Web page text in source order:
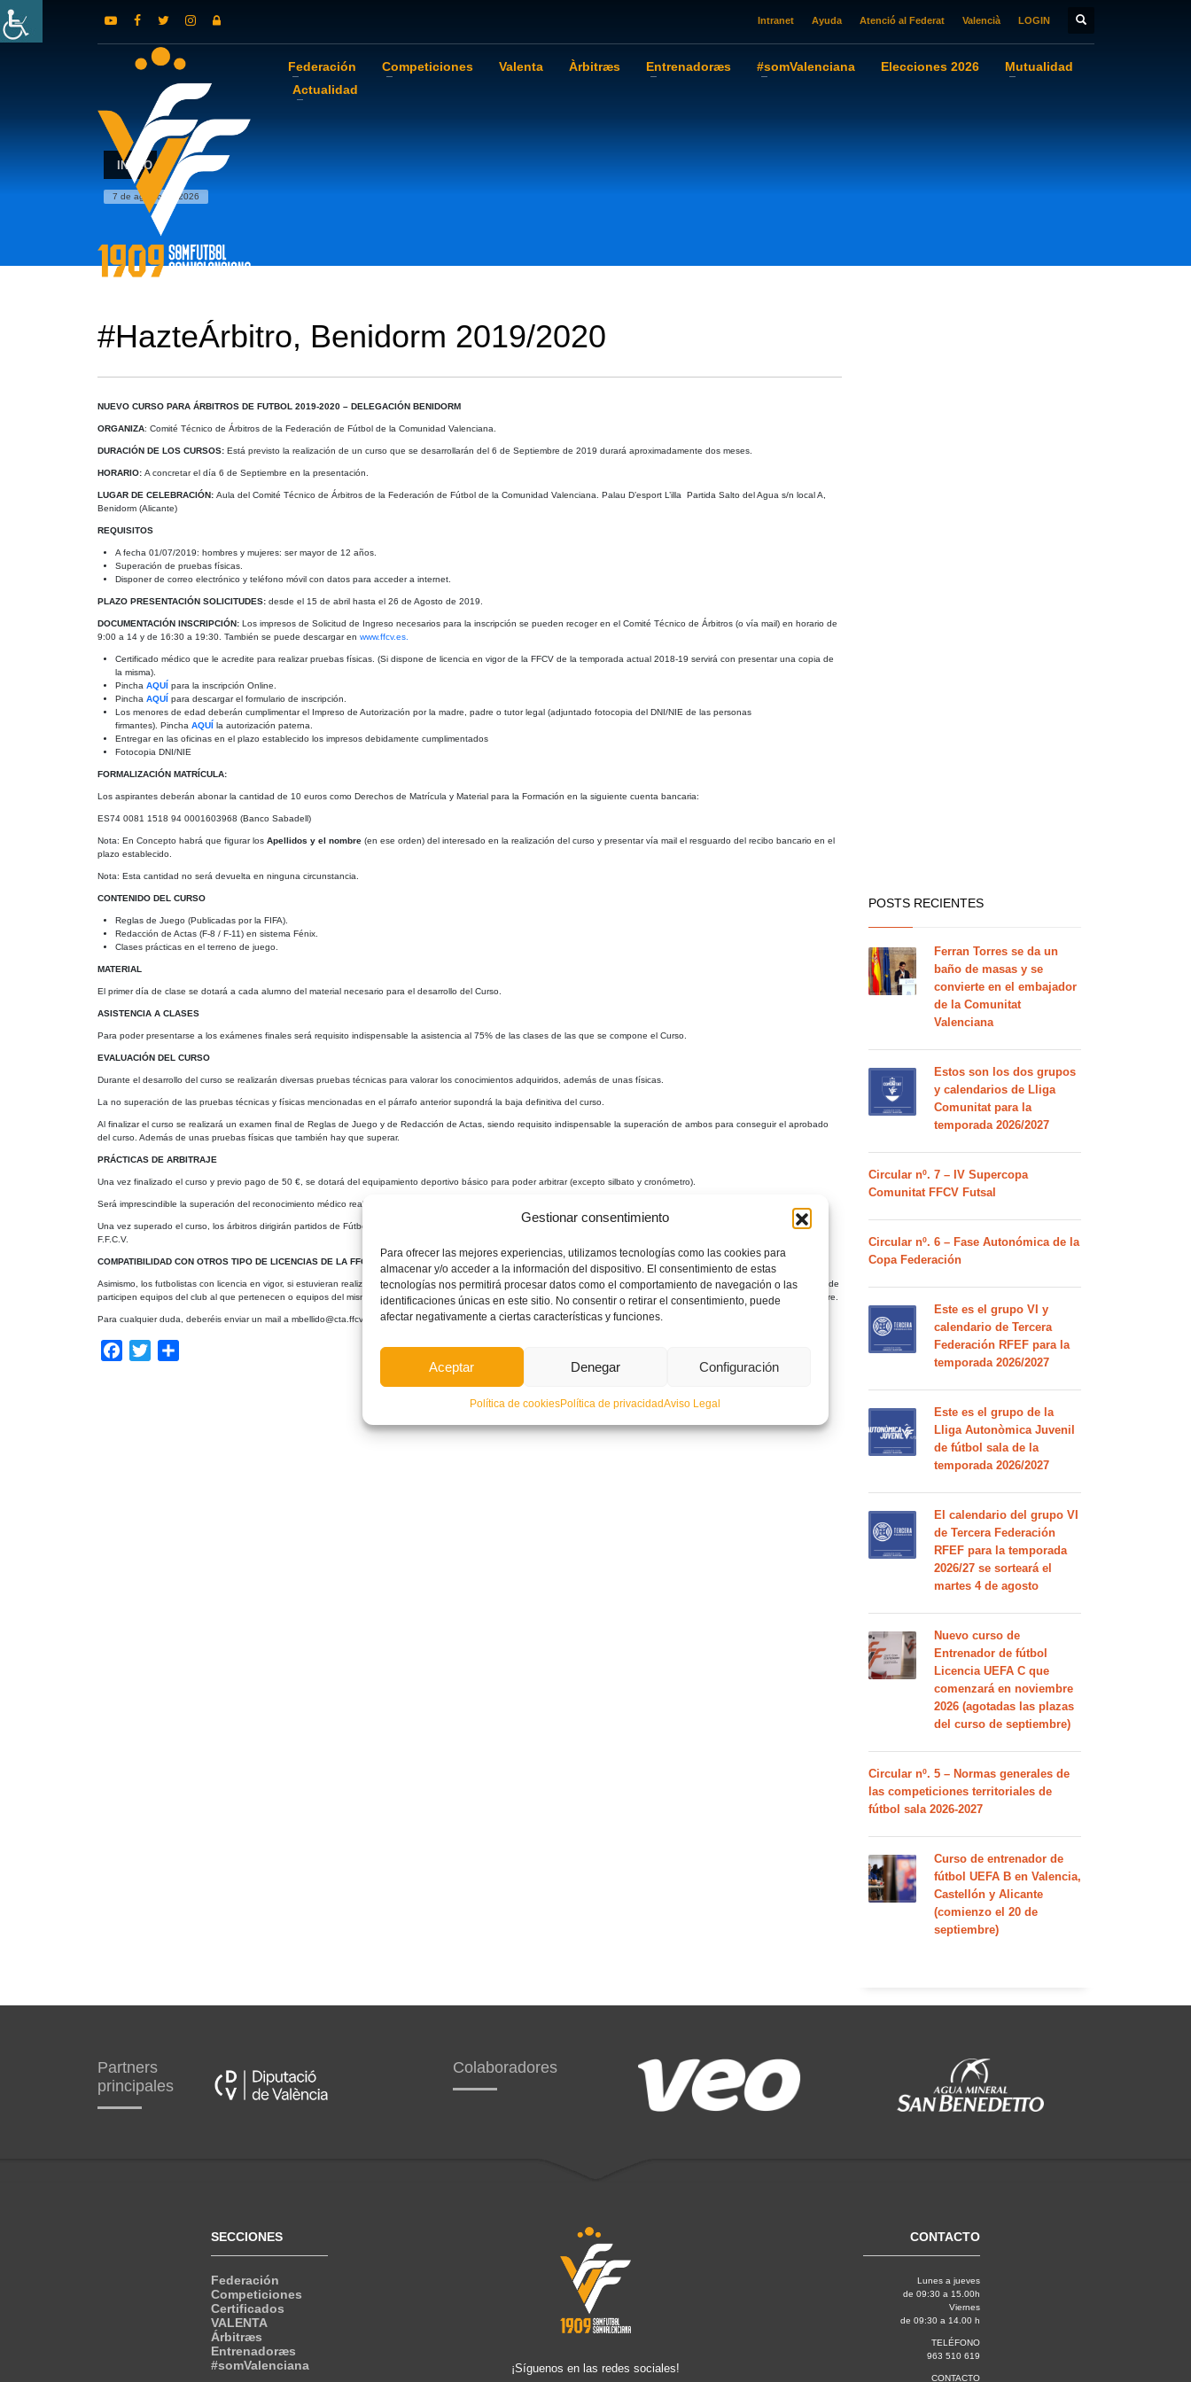
Gestionar consentimiento
Para ofrecer las mejores experiencias, utilizamos tecnologías como las cookies para
almacenar y/o acceder a la información del dispositivo. El consentimiento de estas
tecnologías nos permitirá procesar datos como el comportamiento de navegación o las
identificaciones únicas en este sitio. No consentir o retirar el consentimiento, puede
afectar negativamente a ciertas características y funciones.
Aceptar Denegar Configuración
Política de cookiesPolítica de privacidadAviso Legal
Intranet Ayuda Atenció al Federat Valencià LOGIN
Federación Competiciones Valenta Àrbitræs Entrenadoræs #somValenciana Elecciones 2026
Mutualidad
Actualidad
INICIO
7 de agosto de 2026
#HazteÁrbitro, Benidorm 2019/2020
NUEVO CURSO PARA ÁRBITROS DE FUTBOL 2019-2020 – DELEGACIÓN BENIDORM
ORGANIZA: Comité Técnico de Árbitros de la Federación de Fútbol de la Comunidad Valenciana.
DURACIÓN DE LOS CURSOS: Está previsto la realización de un curso que se desarrollarán del 6 de Septiembre de 2019 durará aproximadamente dos meses.
HORARIO: A concretar el día 6 de Septiembre en la presentación.
LUGAR DE CELEBRACIÓN: Aula del Comité Técnico de Árbitros de la Federación de Fútbol de la Comunidad Valenciana. Palau D’esport L’illa Partida Salto del Agua s/n local A,
Benidorm (Alicante)
REQUISITOS
A fecha 01/07/2019: hombres y mujeres: ser mayor de 12 años.
Superación de pruebas físicas.
Disponer de correo electrónico y teléfono móvil con datos para acceder a internet.
PLAZO PRESENTACIÓN SOLICITUDES: desde el 15 de abril hasta el 26 de Agosto de 2019.
DOCUMENTACIÓN INSCRIPCIÓN: Los impresos de Solicitud de Ingreso necesarios para la inscripción se pueden recoger en el Comité Técnico de Árbitros (o vía mail) en horario de
9:00 a 14 y de 16:30 a 19:30. También se puede descargar en www.ffcv.es.
Certificado médico que le acredite para realizar pruebas físicas. (Si dispone de licencia en vigor de la FFCV de la temporada actual 2018-19 servirá con presentar una copia de
la misma).
Pincha AQUÍpara la inscripción Online.
Pincha AQUÍ para descargar el formulario de inscripción.
Los menores de edad deberán cumplimentar el Impreso de Autorización por la madre, padre o tutor legal (adjuntado fotocopia del DNI/NIE de las personas
firmantes). Pincha AQUÍ la autorización paterna.
Entregar en las oficinas en el plazo establecido los impresos debidamente cumplimentados
Fotocopia DNI/NIE
FORMALIZACIÓN MATRÍCULA:
Los aspirantes deberán abonar la cantidad de 10 euros como Derechos de Matrícula y Material para la Formación en la siguiente cuenta bancaria:
ES74 0081 1518 94 0001603968 (Banco Sabadell)
Nota: En Concepto habrá que figurar los Apellidos y el nombre(en ese orden) del interesado en la realización del curso y presentar vía mail el resguardo del recibo bancario en el
plazo establecido.
Nota: Esta cantidad no será devuelta en ninguna circunstancia.
CONTENIDO DEL CURSO
Reglas de Juego (Publicadas por la FIFA).
Redacción de Actas (F-8 / F-11) en sistema Fénix.
Clases prácticas en el terreno de juego.
MATERIAL
El primer día de clase se dotará a cada alumno del material necesario para el desarrollo del Curso.
ASISTENCIA A CLASES
Para poder presentarse a los exámenes finales será requisito indispensable la asistencia al 75% de las clases de las que se compone el Curso.
EVALUACIÓN DEL CURSO
Durante el desarrollo del curso se realizarán diversas pruebas técnicas para valorar los conocimientos adquiridos, además de unas físicas.
La no superación de las pruebas técnicas y físicas mencionadas en el párrafo anterior supondrá la baja definitiva del curso.
Al finalizar el curso se realizará un examen final de Reglas de Juego y de Redacción de Actas, siendo requisito indispensable la superación de ambos para conseguir el aprobado
del curso. Además de unas pruebas físicas que también hay que superar.
PRÁCTICAS DE ARBITRAJE
Una vez finalizado el curso y previo pago de 50 €, se dotará del equipamiento deportivo básico para poder arbitrar (excepto silbato y cronómetro).
Será imprescindible la superación del reconocimiento médico realizado por parte de la Mutualidad para poder arbitrar.
Una vez superado el curso, los árbitros dirigirán partidos de Fútbol-8 oficiales y en los primeros serán tutelados por Árbitros Colaboradores del Comité Técnico de Árbitros de la
F.F.C.V.
COMPATIBILIDAD CON OTROS TIPO DE LICENCIAS DE LA FFCV
Asimismo, los futbolistas con licencia en vigor, si estuvieran realizando el cursillo de aspirantes a árbitros, podrán dirigir encuentros de fútbol base, a excepción de los partidos donde
participen equipos del club al que pertenecen o equipos del mismo grupo y, además, deberán ser siempre encuentros de inferior categoría a la de la licencia del jugador que arbitre.
Para cualquier duda, deberéis enviar un mail a mbellido@cta.ffcv.es, o bien llamar al Comité de Árbitros de Benidorm (telf.:966386434).
Facebook
Twitter
POSTS RECIENTES
Ferran Torres se da un
baño de masas y se
convierte en el embajador
de la Comunitat
Valenciana
Estos son los dos grupos
y calendarios de Lliga
Comunitat para la
temporada 2026/2027
Circular nº. 7 – IV Supercopa
Comunitat FFCV Futsal
Circular nº. 6 – Fase Autonómica de la
Copa Federación
Este es el grupo VI y
calendario de Tercera
Federación RFEF para la
temporada 2026/2027
Este es el grupo de la
Lliga Autonòmica Juvenil
de fútbol sala de la
temporada 2026/2027
El calendario del grupo VI
de Tercera Federación
RFEF para la temporada
2026/27 se sorteará el
martes 4 de agosto
Nuevo curso de
Entrenador de fútbol
Licencia UEFA C que
comenzará en noviembre
2026 (agotadas las plazas
del curso de septiembre)
Circular nº. 5 – Normas generales de
las competiciones territoriales de
fútbol sala 2026-2027
Curso de entrenador de
fútbol UEFA B en Valencia,
Castellón y Alicante
(comienzo el 20 de
septiembre)
Partners
principales
Colaboradores
SECCIONES
Federación
Competiciones
Certificados
VALENTA
Árbitræs
Entrenadoræs
#somValenciana
¡Síguenos en las redes sociales!
CONTACTO
Lunes a jueves
de 09:30 a 15.00h
Viernes
de 09:30 a 14.00 h
TELÉFONO
963 510 619
CONTACTO